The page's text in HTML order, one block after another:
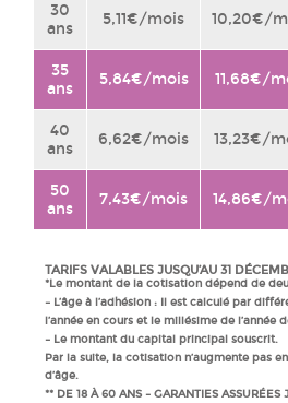
30
ans
5,11€/mois 10,20€/
35
ans
5,84€/mois 11,68€/
40
ans
6,62€/mois 13,23€/
50
ans
7,43€/mois 14,86€/
TARIFS VALABLES JUSQU’AU 31
*Le montant de la cotisation dépend de
– L’âge à l’adhésion : Il est calculé par
l’année en cours et le millésime de l’année
– Le montant du capital principal souscrit.
Par la suite, la cotisation n’augmente pas
d’âge.
** DE 18 À 60 ANS – GARANTIES ASSURÉES